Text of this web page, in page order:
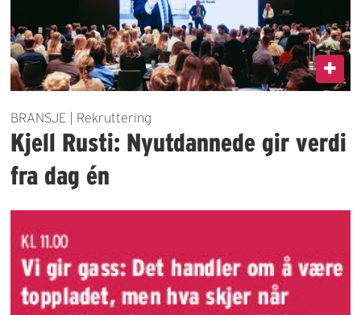
BRANSJE | Rekruttering
Kjell Rusti: Nyutdannede gir verdi
fra dag én